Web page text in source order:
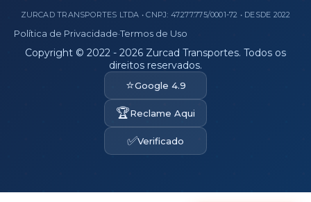
ZURCAD TRANSPORTES LTDA • CNPJ: 47.277.775/0001-72 • DESDE 2022
Política de Privacidade·Termos de Uso
Copyright © 2022 - 2026 Zurcad Transportes. Todos os
direitos reservados.
⭐Google 4.9
🏆Reclame Aqui
✅Verificado